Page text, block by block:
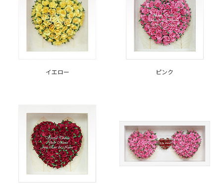
イエロー ピンク